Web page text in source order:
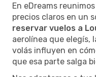
En eDreams
precios claros en un
reservar vuelos a
aerolínea que elegís,
volás influyen en
que esa parte salga